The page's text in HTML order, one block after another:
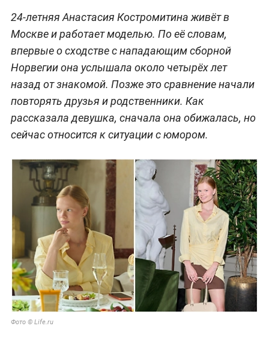
24-летняя Анастасия Костромитина живёт в
Москве и работает моделью. По её словам,
впервые о сходстве с нападающим сборной
Норвегии она услышала около четырёх лет
назад от знакомой. Позже это сравнение начали
повторять друзья и родственники. Как
рассказала девушка, сначала она обижалась, но
сейчас относится к ситуации с юмором.
Фото © Life.ru